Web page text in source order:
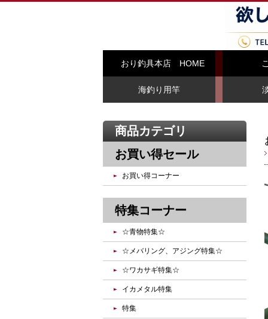
おり釣具本店 HOME
海釣り用竿
商品カテゴリ
お買い得セール
お買い得コーナー
特集コーナー
☆青物特集☆
☆メバリング、アジング特集☆
☆ワカサギ特集☆
イカメタル特集
特集